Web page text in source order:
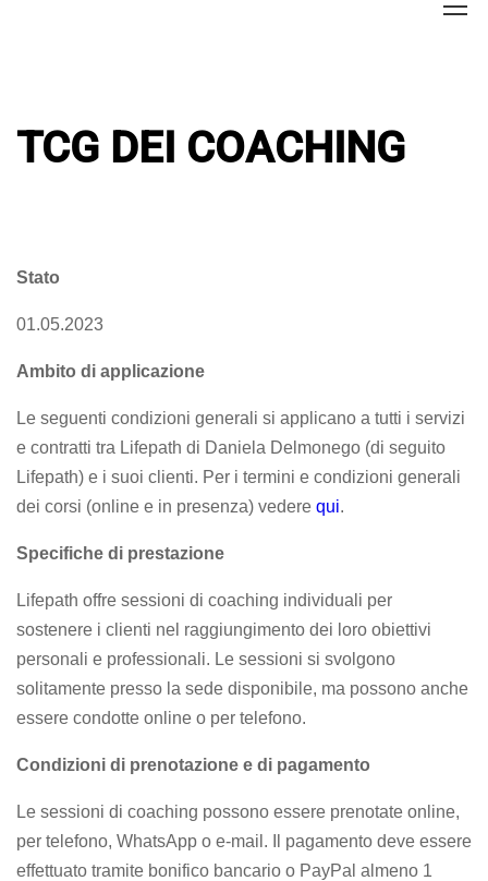
TCG DEI COACHING
Stato
01.05.2023
Ambito di applicazione
Le seguenti condizioni generali si applicano a tutti i servizi
e contratti tra Lifepath di Daniela Delmonego (di seguito
Lifepath) e i suoi clienti. Per i termini e condizioni generali
dei corsi (online e in presenza) vedere qui.
Specifiche di prestazione
Lifepath offre sessioni di coaching individuali per
sostenere i clienti nel raggiungimento dei loro obiettivi
personali e professionali. Le sessioni si svolgono
solitamente presso la sede disponibile, ma possono anche
essere condotte online o per telefono.
Condizioni di prenotazione e di pagamento
Le sessioni di coaching possono essere prenotate online,
per telefono, WhatsApp o e-mail. Il pagamento deve essere
effettuato tramite bonifico bancario o PayPal almeno 1